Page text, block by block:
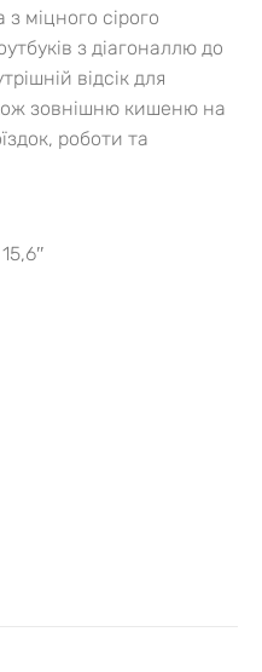
міцного сірого
з діагоналлю до
відсік для
зовнішню кишеню на
роботи та